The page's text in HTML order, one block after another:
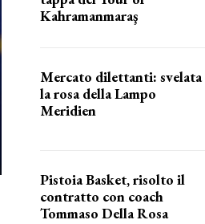
Kahramanmaraş
Mercato dilettanti: svelata
la rosa della Lampo
Meridien
Pistoia Basket, risolto il
contratto con coach
Tommaso Della Rosa